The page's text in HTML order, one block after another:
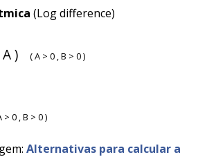
(Log difference)
A) (A > 0 ,B > 0)
> 0 ,B > 0)
Alternativas para calcular a